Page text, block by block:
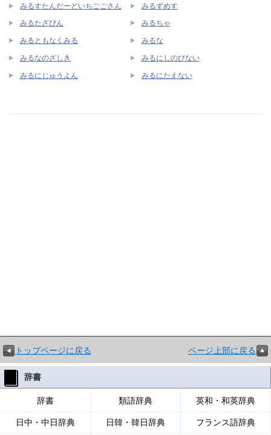
みるすたんだーどいちごごさん みるずめす
みるたざぴん みるちゃ
みるともなくみる みるな
みるなのざしき みるにしのびない
みるにじゅうよん みるにたえない
トップページに戻る ページ上部に戻る
辞書
辞書 類語辞典 英和・和英辞典
日中・中日辞典 日韓・韓日辞典 フランス語辞典